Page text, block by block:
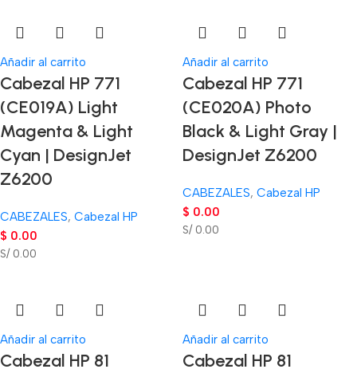
Añadir al carrito
Cabezal HP 771
(CE019A) Light
Magenta & Light
Cyan | DesignJet
Z6200
CABEZALES, Cabezal HP
$ 0.00
S/ 0.00
Añadir al carrito
Cabezal HP 771
(CE020A) Photo
Black & Light Gray |
DesignJet Z6200
CABEZALES, Cabezal HP
$ 0.00
S/ 0.00
Añadir al carrito
Cabezal HP 81
Añadir al carrito
Cabezal HP 81